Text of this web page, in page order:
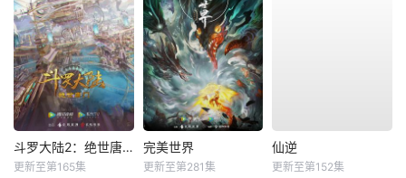
斗罗大陆2：绝世唐门
更新至第165集
完美世界
更新至第281集
仙逆
更新至第152集